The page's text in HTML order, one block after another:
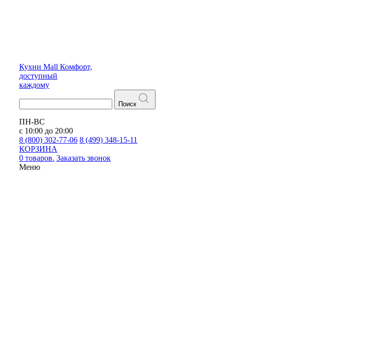
Кухни Mall Комфорт,
доступный
каждому
Поиск
ПН-ВС
с 10:00 до 20:00
8 (800) 302-77-06 8 (499) 348-15-11
КОРЗИНА
0 товаров. Заказать звонок
Меню